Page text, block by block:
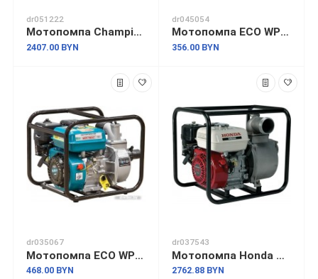
dr051222
Мотопомпа Champion GTP80H
2407.00 BYN
dr045054
Мотопомпа ECO WP-153C
356.00 BYN
dr035067
Мотопомпа ECO WP-703C
468.00 BYN
dr037543
Мотопомпа Honda WB30XT3-DRX
2762.88 BYN